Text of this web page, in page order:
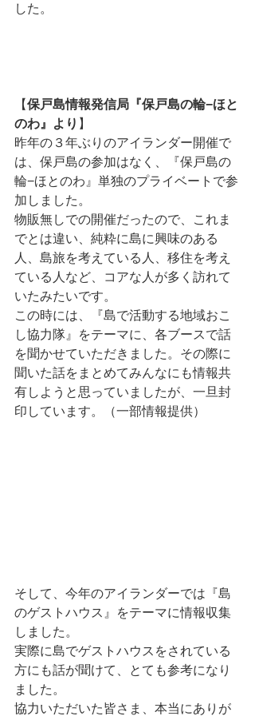
した。
【保戸島情報発信局『保戸島の輪−ほと
のわ』より 】
昨年の３年ぶりのアイランダー開催で
は、保戸島の参加はなく、『保戸島の
輪−ほとのわ』単独のプライベートで参
加しました。
物販無しでの開催だったので、これま
でとは違い、純粋に島に興味のある
人、島旅を考えている人、移住を考え
ている人など、コアな人が多く訪れて
いたみたいです。
この時には、『島で活動する地域おこ
し協力隊』をテーマに、各ブースで話
を聞かせていただきました。その際に
聞いた話をまとめてみんなにも情報共
有しようと思っていましたが、一旦封
印しています。（一部情報提供）
そして、今年のアイランダーでは『島
のゲストハウス』をテーマに情報収集
しました。
実際に島でゲストハウスをされている
方にも話が聞けて、とても参考になり
ました。
協力いただいた皆さま、本当にありが